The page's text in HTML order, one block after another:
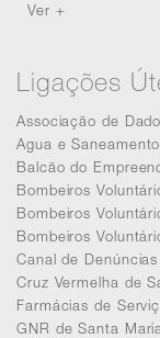
Ver +
Ligações
Associação de
Agua e Saneamento
Balcão do
Bombeiros
Bombeiros
Bombeiros
Canal de Denúncias
Cruz Vermelha de
Farmácias de
GNR de Santa